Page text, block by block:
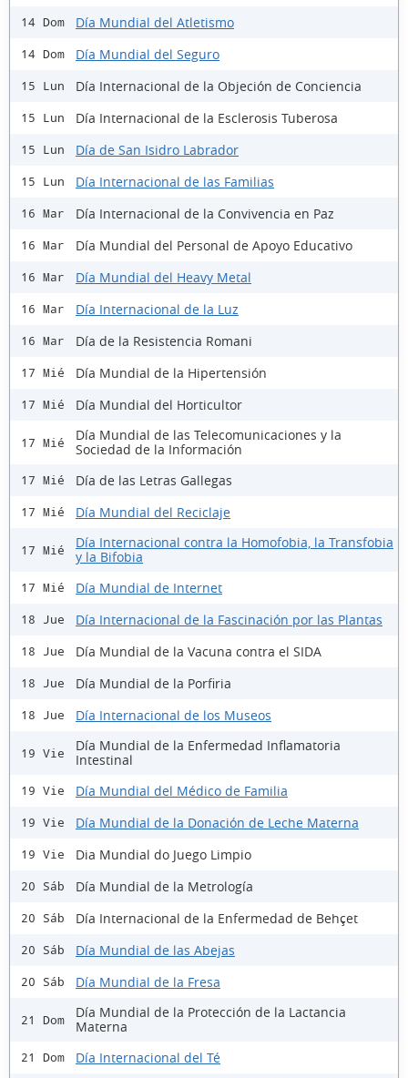
14 Dom Día Mundial del Atletismo
14 Dom Día Mundial del Seguro
15 Lun Día Internacional de la Objeción de Conciencia
15 Lun Día Internacional de la Esclerosis Tuberosa
15 Lun Día de San Isidro Labrador
15 Lun Día Internacional de las Familias
16 Mar Día Internacional de la Convivencia en Paz
16 Mar Día Mundial del Personal de Apoyo Educativo
16 Mar Día Mundial del Heavy Metal
16 Mar Día Internacional de la Luz
16 Mar Día de la Resistencia Romani
17 Mié Día Mundial de la Hipertensión
17 Mié Día Mundial del Horticultor
17 Mié
Día Mundial de las Telecomunicaciones y la
Sociedad de la Información
17 Mié Día de las Letras Gallegas
17 Mié Día Mundial del Reciclaje
17 Mié
Día Internacional contra la Homofobia, la Transfobia
y la Bifobia
17 Mié Día Mundial de Internet
18 Jue Día Internacional de la Fascinación por las Plantas
18 Jue Día Mundial de la Vacuna contra el SIDA
18 Jue Día Mundial de la Porfiria
18 Jue Día Internacional de los Museos
19 Vie
Día Mundial de la Enfermedad Inflamatoria
Intestinal
19 Vie Día Mundial del Médico de Familia
19 Vie Día Mundial de la Donación de Leche Materna
19 Vie Dia Mundial do Juego Limpio
20 Sáb Día Mundial de la Metrología
20 Sáb Día Internacional de la Enfermedad de Behçet
20 Sáb Día Mundial de las Abejas
20 Sáb Día Mundial de la Fresa
21 Dom
Día Mundial de la Protección de la Lactancia
Materna
21 Dom Día Internacional del Té